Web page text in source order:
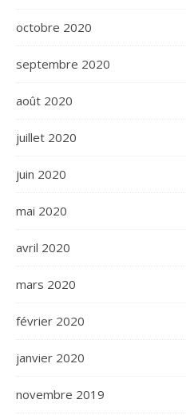
octobre 2020
septembre 2020
août 2020
juillet 2020
juin 2020
mai 2020
avril 2020
mars 2020
février 2020
janvier 2020
novembre 2019